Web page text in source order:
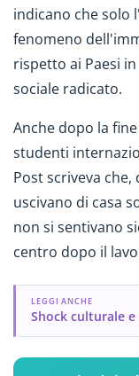
indicano che solo
fenomeno
rispetto ai Paesi
sociale radicato.
Anche dopo la
studenti
Post scriveva
uscivano di casa
non si sentivano
centro dopo il
LEGGI ANCHE
Shock culturale e